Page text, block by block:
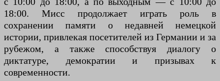
18:00. Мисс продолжает играть роль в
сохранении памяти о недавней немецкой
истории, привлекая посетителей из Германии и за
рубежом, а также способствуя диалогу о
диктатуре, демократии и призывах к
современности.